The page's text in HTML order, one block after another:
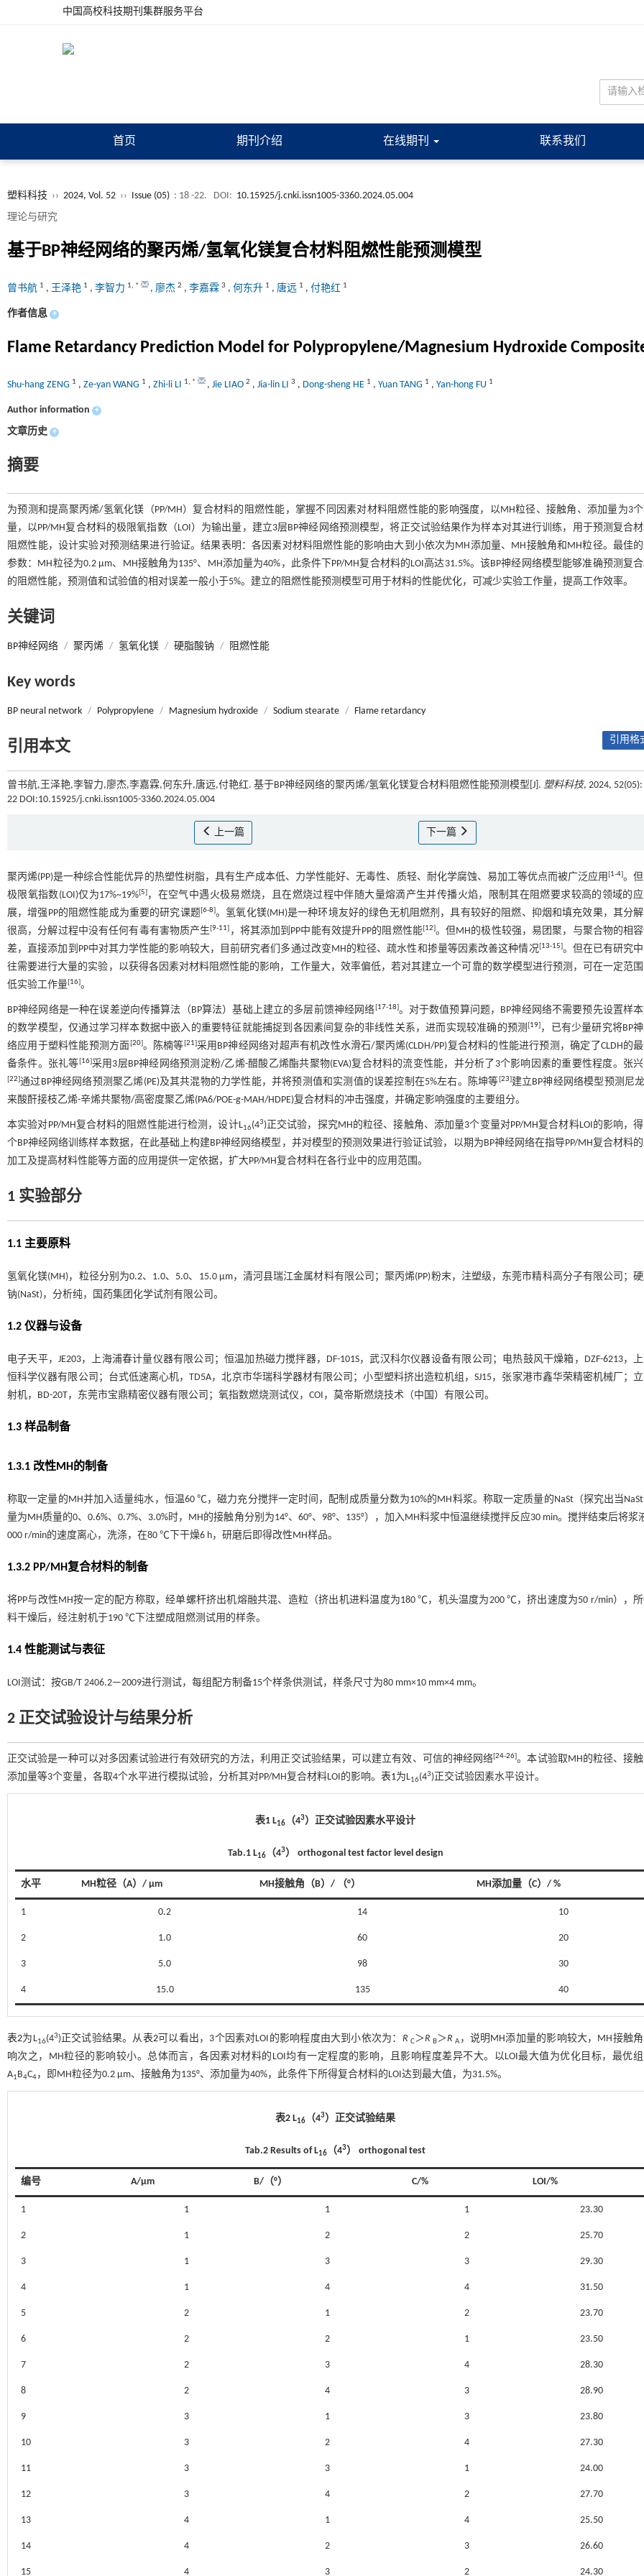
中国高校科技期刊集群服务平台
首页 期刊介绍 在线期刊 联系我们
塑料科技 ›› 2024, Vol. 52 ›› Issue (05) : 18 -22. DOI: 10.15925/j.cnki.issn1005-3360.2024.05.004
理论与研究
基于BP神经网络的聚丙烯/氢氧化镁复合材料阻燃性能预测模型
曾书航 1 , 王泽艳 1 , 李智力 1, * , 廖杰 2 , 李嘉霖 3 , 何东升 1 , 唐远 1 , 付艳红 1
作者信息 +
Flame Retardancy Prediction Model for Polypropylene/Magnesium Hydroxide
Shu-hang ZENG 1 , Ze-yan WANG 1 , Zhi-li LI 1, * , Jie LIAO 2 , Jia-lin LI 3 , Dong-sheng HE 1 , Yuan TANG 1 , Yan-hong FU 1
Author information +
文章历史 +
摘要
为预测和提高聚丙烯/氢氧化镁（PP/MH）复合材料的阻燃性能，掌握不同因素对材料阻燃性能的影响强度，以MH粒径、接触角、添加量为3
量，以PP/MH复合材料的极限氧指数（LOI）为输出量，建立3层BP神经网络预测模型，将正交试验结果作为样本对其进行训练，用于预测复合
阻燃性能，设计实验对预测结果进行验证。结果表明：各因素对材料阻燃性能的影响由大到小依次为MH添加量、MH接触角和MH粒径。最佳
参数：MH粒径为0.2 μm、MH接触角为135°、MH添加量为40%，此条件下PP/MH复合材料的LOI高达31.5%。该BP神经网络模型能够准确预测复
的阻燃性能，预测值和试验值的相对误差一般小于5%。建立的阻燃性能预测模型可用于材料的性能优化，可减少实验工作量，提高工作效率。
关键词
BP神经网络 / 聚丙烯 / 氢氧化镁 / 硬脂酸钠 / 阻燃性能
Key words
BP neural network / Polypropylene / Magnesium hydroxide / Sodium stearate / Flame retardancy
引用本文 引用格
曾书航,王泽艳,李智力,廖杰,李嘉霖,何东升,唐远,付艳红. 基于BP神经网络的聚丙烯/氢氧化镁复合材料阻燃性能预测模型[J]. 塑料科技, 2024, 52(05):
22 DOI:10.15925/j.cnki.issn1005-3360.2024.05.004
上一篇 下一篇
聚丙烯(PP)是一种综合性能优异的热塑性树脂，具有生产成本低、力学性能好、无毒性、质轻、耐化学腐蚀、易加工等优点而被广泛应用[1-4]。但
极限氧指数(LOI)仅为17%~19%[5]，在空气中遇火极易燃烧，且在燃烧过程中伴随大量熔滴产生并传播火焰，限制其在阻燃要求较高的领域的
展，增强PP的阻燃性能成为重要的研究课题[6-8]。氢氧化镁(MH)是一种环境友好的绿色无机阻燃剂，具有较好的阻燃、抑烟和填充效果，其分
很高，分解过程中没有任何有毒有害物质产生[9-11] ，将其添加到PP中能有效提升PP的阻燃性能[12]。但MH的极性较强，易团聚，与聚合物的相
差，直接添加到PP中对其力学性能的影响较大，目前研究者们多通过改变MH的粒径、疏水性和掺量等因素改善这种情况[13-15]。但在已有研究
往需要进行大量的实验，以获得各因素对材料阻燃性能的影响，工作量大，效率偏低，若对其建立一个可靠的数学模型进行预测，可在一定范
低实验工作量[16]。
BP神经网络是一种在误差逆向传播算法（BP算法）基础上建立的多层前馈神经网络[17-18]。对于数值预算问题，BP神经网络不需要预先设置样
的数学模型，仅通过学习样本数据中嵌入的重要特征就能捕捉到各因素间复杂的非线性关系，进而实现较准确的预测[19] ，已有少量研究将BP
络应用于塑料性能预测方面 [20]。陈楠等[21]采用BP神经网络对超声有机改性水滑石/聚丙烯(CLDH/PP)复合材料的性能进行预测，确定了CLDH的
备条件。张礼等[16]采用3层BP神经网络预测淀粉/乙烯-醋酸乙烯酯共聚物(EVA)复合材料的流变性能，并分析了3个影响因素的重要性程度。张
[22]通过BP神经网络预测聚乙烯(PE)及其共混物的力学性能，并将预测值和实测值的误差控制在5%左右。陈坤等[23]建立BP神经网络模型预测尼
来酸酐接枝乙烯-辛烯共聚物/高密度聚乙烯(PA6/POE-g-MAH/HDPE)复合材料的冲击强度，并确定影响强度的主要组分。
本实验对PP/MH复合材料的阻燃性能进行检测，设计L16(43)正交试验，探究MH的粒径、接触角、添加量3个变量对PP/MH复合材料LOI的影响，
个BP神经网络训练样本数据，在此基础上构建BP神经网络模型，并对模型的预测效果进行验证试验，以期为BP神经网络在指导PP/MH复合材料
加工及提高材料性能等方面的应用提供一定依据，扩大PP/MH复合材料在各行业中的应用范围。
1 实验部分
1.1 主要原料
氢氧化镁(MH)，粒径分别为0.2、1.0、5.0、15.0 µm，清河县瑞江金属材料有限公司；聚丙烯(PP)粉末，注塑级，东莞市精科高分子有限公司；
钠(NaSt)，分析纯，国药集团化学试剂有限公司。
1.2 仪器与设备
电子天平，JE203，上海浦春计量仪器有限公司；恒温加热磁力搅拌器，DF-101S，武汉科尔仪器设备有限公司；电热鼓风干燥箱，DZF-6213，
恒科学仪器有限公司；台式低速离心机，TD5A，北京市华瑞科学器材有限公司；小型塑料挤出造粒机组，SJ15，张家港市鑫华荣精密机械厂；
射机，BD-20T，东莞市宝鼎精密仪器有限公司；氧指数燃烧测试仪，COI，莫帝斯燃烧技术（中国）有限公司。
1.3 样品制备
1.3.1 改性MH的制备
称取一定量的MH并加入适量纯水，恒温60 ℃，磁力充分搅拌一定时间，配制成质量分数为10%的MH料浆。称取一定质量的NaSt（探究出当
量为MH质量的0、0.6%、0.7%、3.0%时，MH的接触角分别为14°、60°、98°、135°），加入MH料浆中恒温继续搅拌反应30 min。搅拌结束后将浆
000 r/min的速度离心，洗涤，在80 ℃下干燥6 h，研磨后即得改性MH样品。
1.3.2 PP/MH复合材料的制备
将PP与改性MH按一定的配方称取，经单螺杆挤出机熔融共混、造粒（挤出机进料温度为180 ℃，机头温度为200 ℃，挤出速度为50 r/min），
料干燥后，经注射机于190 ℃下注塑成阻燃测试用的样条。
1.4 性能测试与表征
LOI测试：按GB/T 2406.2—2009进行测试，每组配方制备15个样条供测试，样条尺寸为80 mm×10 mm×4 mm。
2 正交试验设计与结果分析
正交试验是一种可以对多因素试验进行有效研究的方法，利用正交试验结果，可以建立有效、可信的神经网络[24-26]。本试验取MH的粒径、接
添加量等3个变量，各取4个水平进行模拟试验，分析其对PP/MH复合材料LOI的影响。 表1为L16(43)正交试验因素水平设计。
表1 L16 （43）正交试验因素水平设计
Tab.1 L16（43） orthogonal test factor level design
水平 MH粒径（A）/ µm MH接触角（B）/ （°） MH添加量（C）/ %
1 0.2 14 10
2 1.0 60 20
3 5.0 98 30
4 15.0 135 40
表2为L16(43)正交试验结果。从表2可以看出，3个因素对LOI的影响程度由大到小依次为： R C＞R B＞R A ，说明MH添加量的影响较大，MH接触
响次之，MH粒径的影响较小。总体而言，各因素对材料的LOI均有一定程度的影响，且影响程度差异不大。以LOI最大值为优化目标，最优
A1B4C4，即MH粒径为0.2 µm、接触角为135°、添加量为40%，此条件下所得复合材料的LOI达到最大值，为31.5%。
表2 L16 （43）正交试验结果
Tab.2 Results of L16 （43） orthogonal test
编号 A/µm B/（°） C/% LOI/%
1 1 1 1 23.30
2 1 2 2 25.70
3 1 3 3 29.30
4 1 4 4 31.50
5 2 1 2 23.70
6 2 2 1 23.50
7 2 3 4 28.30
8 2 4 3 28.90
9 3 1 3 23.80
10 3 2 4 27.30
11 3 3 1 24.00
12 3 4 2 27.70
13 4 1 4 25.50
14 4 2 3 26.60
15 4 3 2 24.30